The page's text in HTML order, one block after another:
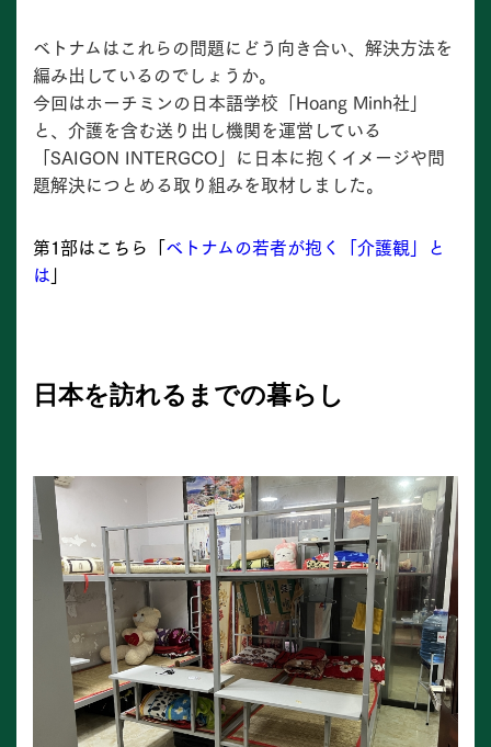
ベトナムはこれらの問題にどう向き合い、解決方法を
編み出しているのでしょうか。
今回はホーチミンの日本語学校「Hoang Minh社」
と、介護を含む送り出し機関を運営している
「SAIGON INTERGCO」に日本に抱くイメージや問
題解決につとめる取り組みを取材しました。
第1部はこちら「ベトナムの若者が抱く「介護観」と
は 」
日本を訪れるまでの暮らし